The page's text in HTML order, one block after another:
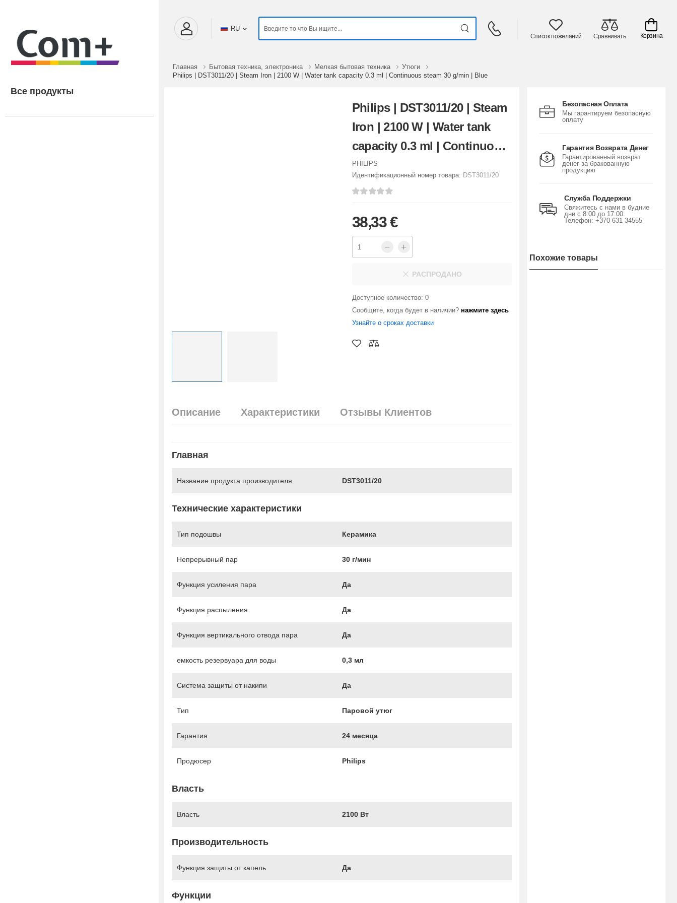
Все продукты
RU
Список пожеланий Сравнивать Корзина
Главная Бытовая техника, электроника Мелкая бытовая техника
Утюги
Philips | DST3011/20 | Steam Iron | 2100 W | Water tank capacity 0.3 ml | Continuous steam 30 g/min | Blue
Philips | DST3011/20 | Steam
Iron | 2100 W | Water tank
capacity 0.3 ml | Continuous
steam 30 g/min | Blue
PHILIPS
Идентификационный номер товара: DST3011/20
38,33 €
РАСПРОДАНО
Доступное количество: 0
Сообщите, когда будет в наличии? нажмите здесь
Узнайте о сроках доставки
Описание Характеристики Отзывы Клиентов
Главная
Название продукта производителя DST3011/20
Технические характеристики
Тип подошвы Керамика
Непрерывный пар 30 г/мин
Функция усиления пара Да
Функция распыления Да
Функция вертикального отвода пара Да
емкость резервуара для воды 0,3 мл
Система защиты от накипи Да
Тип Паровой утюг
Гарантия 24 месяца
Продюсер Philips
Власть
Власть 2100 Вт
Производительность
Функция защиты от капель Да
Функции
Безопасная Оплата
Мы гарантируем безопасную
оплату
Гарантия Возврата Денег
Гарантированный возврат
денег за бракованную
продукцию
Служба Поддержки
Свяжитесь с нами в будние
дни с 8:00 до 17:00.
Телефон: +370 631 34555
Похожие товары